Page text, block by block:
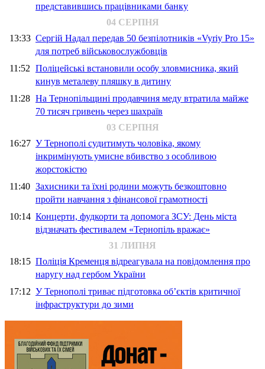
представившись працівниками банку
04 СЕРПНЯ
13:33 Сергій Надал передав 50 безпілотників «Vyriy Pro 15»
для потреб військовослужбовців
11:52 Поліцейські встановили особу зловмисника, який
кинув металеву пляшку в дитину
11:28 На Тернопільщині продавчиня меду втратила майже
70 тисяч гривень через шахраїв
03 СЕРПНЯ
16:27 У Тернополі судитимуть чоловіка, якому
інкримінують умисне вбивство з особливою
жорстокістю
11:40 Захисники та їхні родини можуть безкоштовно
пройти навчання з фінансової грамотності
10:14 Концерти, фудкорти та допомога ЗСУ: День міста
відзначать фестивалем «Тернопіль вражає»
31 ЛИПНЯ
18:15 Поліція Кременця відреагувала на повідомлення про
наругу над гербом України
17:12 У Тернополі триває підготовка об’єктів критичної
інфраструктури до зими